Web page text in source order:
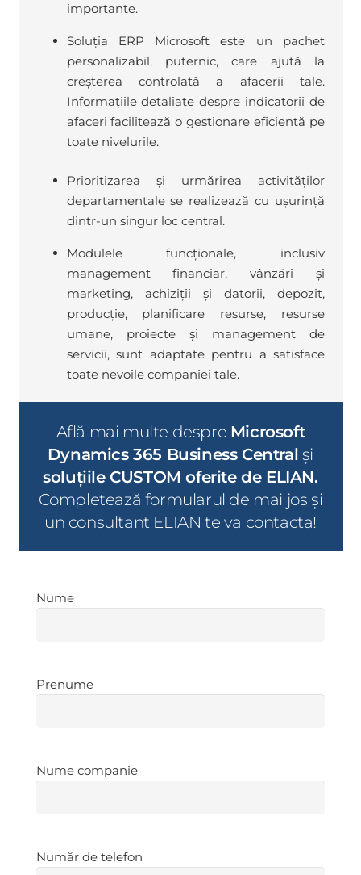
importante.
Soluția ERP Microsoft este un pachet
personalizabil, puternic, care ajută la
creșterea controlată a afacerii tale.
Informațiile detaliate despre indicatorii de
afaceri facilitează o gestionare eficientă pe
toate nivelurile.
Prioritizarea și urmărirea activităților
departamentale se realizează cu ușurință
dintr-un singur loc central.
Modulele funcționale, inclusiv
management financiar, vânzări și
marketing, achiziții și datorii, depozit,
producție, planificare resurse, resurse
umane, proiecte și management de
servicii, sunt adaptate pentru a satisface
toate nevoile companiei tale.
Află mai multe despre Microsoft
Dynamics 365 Business Central și
soluțiile CUSTOM oferite de ELIAN.
Completează formularul de mai jos și
un consultant ELIAN te va contacta!
Nume
Nume
Prenume
Prenume
Nume
Nume companie
Număr
Număr de telefon